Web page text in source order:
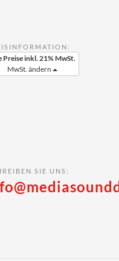
Preise inkl. 21% MwSt.
MwSt. ändern
SIE UNS: